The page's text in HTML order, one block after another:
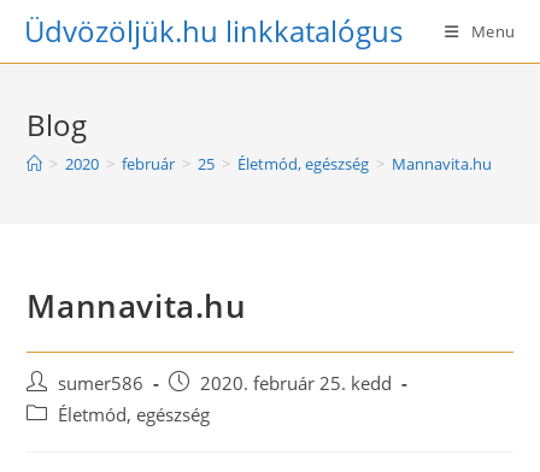
SkipÜdvözöljük.hu linkkatalógus Menu
Blog
> 2020 > február > 25 > Életmód, egészség > Mannavita.hu
Mannavita.hu
Post
author:
sumer586
Post
published:
2020. február 25. kedd
PostÉletmód, egészség